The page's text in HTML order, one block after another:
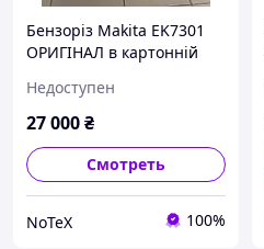
Бензоріз Makita EK7301
ОРИГІНАЛ в картонній
Недоступен
27 000₴
Смотреть
NoTeX 100%